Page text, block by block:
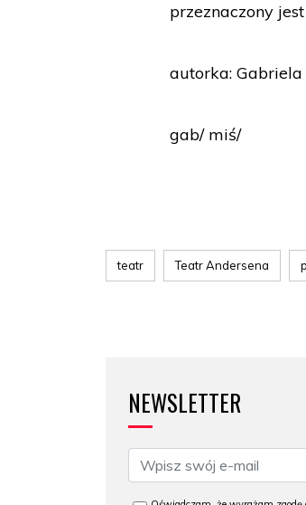
przeznaczony
autorka:
gab/ miś/
teatr Teatr Andersena
NEWSLETTER